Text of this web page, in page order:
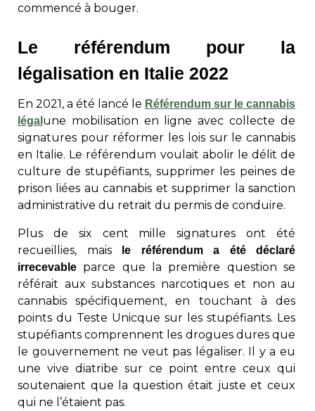
commencé à bouger.
Le référendum pour la
légalisation en Italie 2022
En 2021, a été lancé le Référendum sur le cannabis
légal une mobilisation en ligne avec collecte de
signatures pour réformer les lois sur le cannabis
en Italie. Le référendum voulait abolir le délit de
culture de stupéfiants, supprimer les peines de
prison liées au cannabis et supprimer la sanction
administrative du retrait du permis de conduire.
Plus de six cent mille signatures ont été
recueillies, mais
le référendum a été déclaré
irrecevable parce que la première question se
référait aux substances narcotiques et non au
cannabis spécifiquement, en touchant à des
points du Teste Unicque sur les stupéfiants. Les
stupéfiants comprennent les drogues dures que
le gouvernement ne veut pas légaliser. Il y a eu
une vive diatribe sur ce point entre ceux qui
soutenaient que la question était juste et ceux
qui ne l’étaient pas.